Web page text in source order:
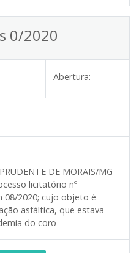
0/2020
Abertura:
DE MORAIS/MG
licitatório nº
08/2020; cujo objeto é
asfáltica, que estava
do coro